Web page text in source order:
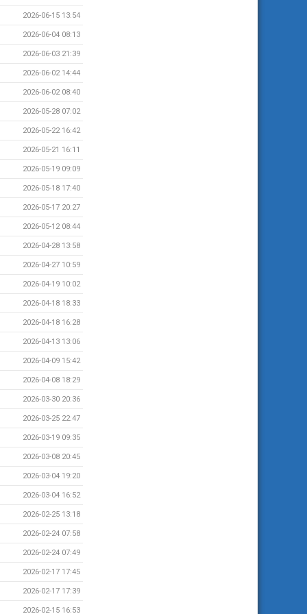
2026-06-15 13:54
2026-06-04 08:13
2026-06-03 21:39
2026-06-02 14:44
2026-06-02 08:40
2026-05-28 07:02
2026-05-22 16:42
2026-05-21 16:11
2026-05-19 09:09
2026-05-18 17:40
2026-05-17 20:27
2026-05-12 08:44
2026-04-28 13:58
2026-04-27 10:59
2026-04-19 10:02
2026-04-18 18:33
2026-04-18 16:28
2026-04-13 13:06
2026-04-09 15:42
2026-04-08 18:29
2026-03-30 20:36
2026-03-25 22:47
2026-03-19 09:35
2026-03-08 20:45
2026-03-04 19:20
2026-03-04 16:52
2026-02-25 13:18
2026-02-24 07:58
2026-02-24 07:49
2026-02-17 17:45
2026-02-17 17:39
2026-02-15 16:53